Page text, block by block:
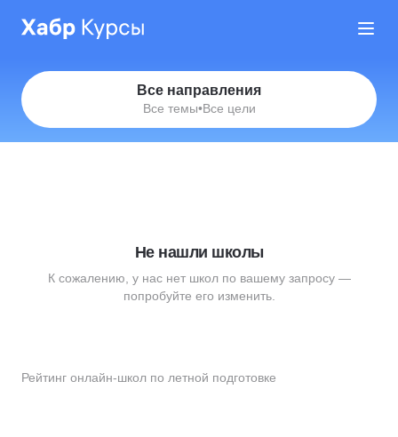
Все направления
Все темы•Все цели
Рейтинг онлайн-школ по летной подготовке
Не нашли школы
К сожалению, у нас нет школ по вашему запросу —
попробуйте его изменить.